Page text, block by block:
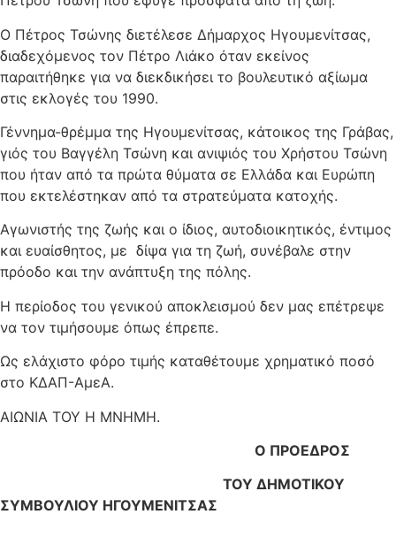
Ο Πέτρος Τσώνης διετέλεσε Δήμαρχος Ηγουμενίτσας,
διαδεχόμενος τον Πέτρο Λιάκο όταν εκείνος
παραιτήθηκε για να διεκδικήσει το βουλευτικό αξίωμα
στις εκλογές του 1990.
Γέννημα-θρέμμα της Ηγουμενίτσας, κάτοικος της Γράβας,
γιός του Βαγγέλη Τσώνη και ανιψιός του Χρήστου Τσώνη
που ήταν από τα πρώτα θύματα σε Ελλάδα και Ευρώπη
που εκτελέστηκαν από τα στρατεύματα κατοχής.
Αγωνιστής της ζωής και ο ίδιος, αυτοδιοικητικός, έντιμος
και ευαίσθητος, με δίψα για τη ζωή, συνέβαλε στην
πρόοδο και την ανάπτυξη της πόλης.
Η περίοδος του γενικού αποκλεισμού δεν μας επέτρεψε
να τον τιμήσουμε όπως έπρεπε.
Ως ελάχιστο φόρο τιμής καταθέτουμε χρηματικό ποσό
στο ΚΔΑΠ-ΑμεΑ.
ΑΙΩΝΙΑ ΤΟΥ Η ΜΝΗΜΗ.
Ο ΠΡΟΕΔΡΟΣ
ΤΟΥ ΔΗΜΟΤΙΚΟΥ
ΣΥΜΒΟΥΛΙΟΥ ΗΓΟΥΜΕΝΙΤΣΑΣ